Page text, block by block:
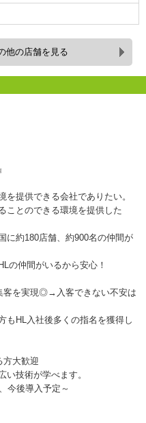
他の店舗を見る
提供できる会社でありたい。
ことのできる環境を提供した
に約180店舗、約900名の仲間が
の仲間がいるから安心！
客を実現◎→入客できない不安は
もHL入社後多くの指名を獲得し
方大歓迎
い技術が学べます。
今後導入予定～